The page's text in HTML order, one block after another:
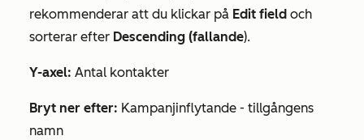
rekommenderar att du klickar på Edit field och
sorterar efter Descending (fallande).
Y-axel: Antal kontakter
Bryt ner efter: Kampanjinflytande - tillgångens
namn